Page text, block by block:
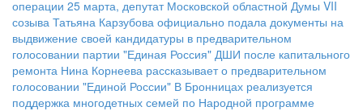
операции 25 марта, депутат Московской областной Думы VII
созыва Татьяна Карзубова официально подала документы на
выдвижение своей кандидатуры в предварительном
голосовании партии "Единая Россия" ДШИ после капитального
ремонта Нина Корнеева рассказывает о предварительном
голосовании "Единой России" В Бронницах реализуется
поддержка многодетных семей по Народной программе